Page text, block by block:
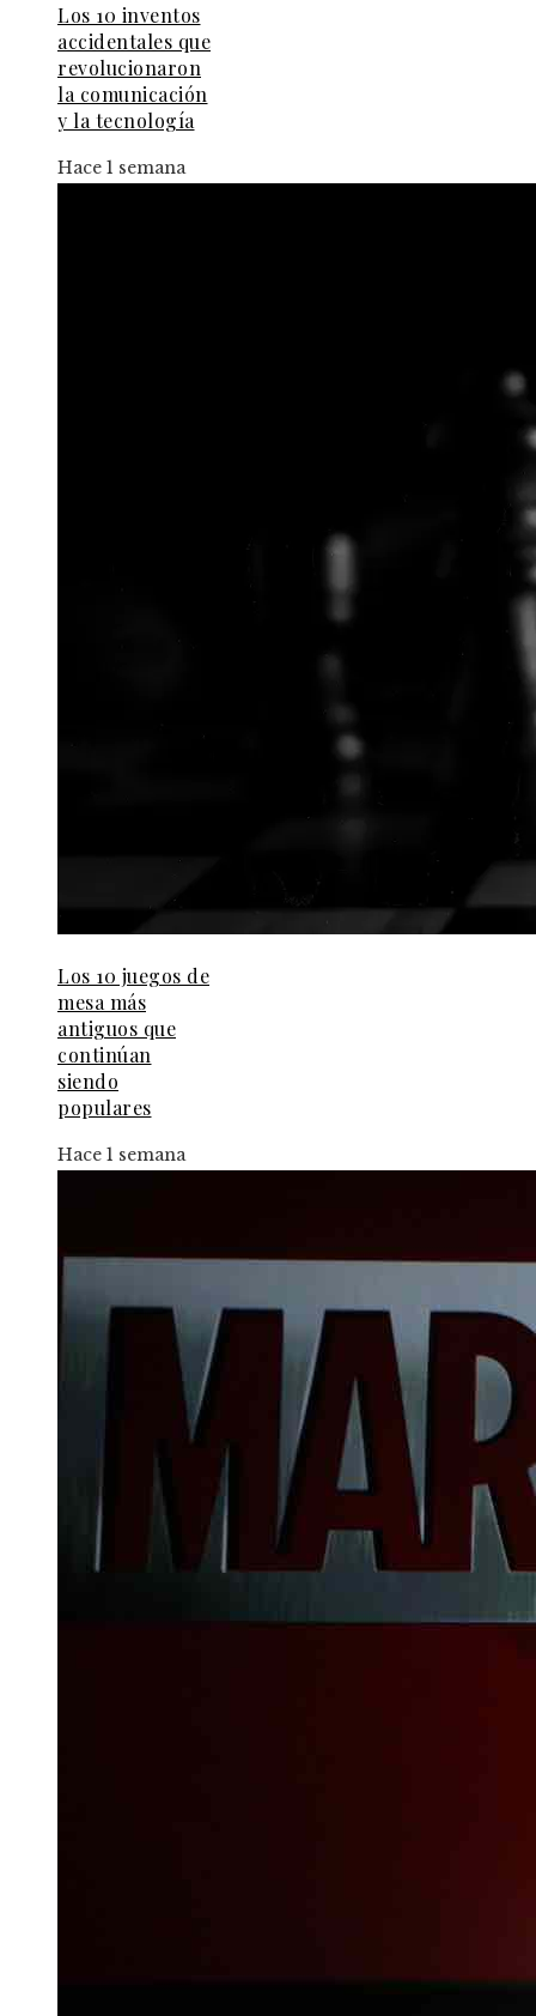
Los 10 inventos
accidentales que
revolucionaron
la comunicación
y la tecnología
Hace 1 semana
Los 10 juegos de
mesa más
antiguos que
continúan
siendo
populares
Hace 1 semana